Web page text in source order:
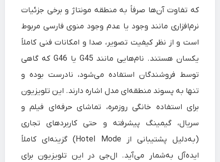
که تفاوت آن‌ها صرفاً به منطقه مونتاژ و برخی جزئیات
نرم‌افزاری مانند وجود یا عدم وجود منوی فارسی مربوط
است و از نظر کیفیت تصویر، صدا و امکانات فنی کاملاً
یکسان هستند. نام‌هایی مانند G45 یا G46 که گاهی
توسط فروشندگان استفاده می‌شود، نادرست بوده و
تنها به پسوند منطقه‌ای مدل اشاره دارند. این تلویزیون
برای استفاده خانگی روزمره، تماشای حرفه‌ای فیلم و
سریال، گیمینگ پیشرفته و حتی کاربردهای تجاری
(به‌دلیل پشتیبانی از Hotel Mode) گزینه‌ای کاملاً
ایده‌آل به‌شمار می‌آید. ال‌جی در این تلویزیون برای